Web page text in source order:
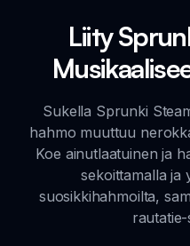
Liity
Sukella Sprunki
hahmo muuttuu
Koe ainutlaatuinen ja
sekoittamalla ja
suosikkihahmoilta,